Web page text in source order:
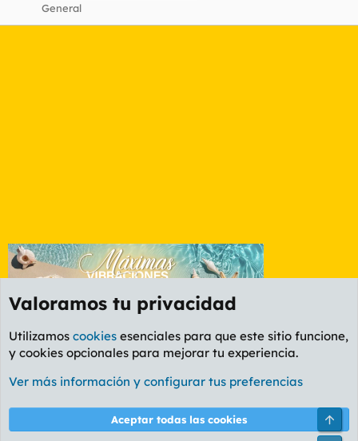
General
Etiquetas
Cookies
PL OLDSTYLE AMARILLO
Términos y reglas Política de privacidad Ayuda
Valoramos tu privacidad
Utilizamos cookies esenciales para que este sitio funcione,
y cookies opcionales para mejorar tu experiencia.
Ver más información y configurar tus preferencias
Aceptar todas las cookies